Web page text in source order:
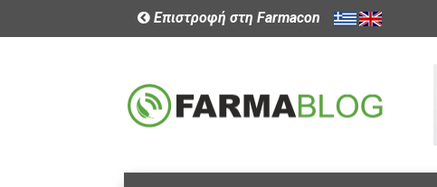
Επιστροφή στη Farmacon